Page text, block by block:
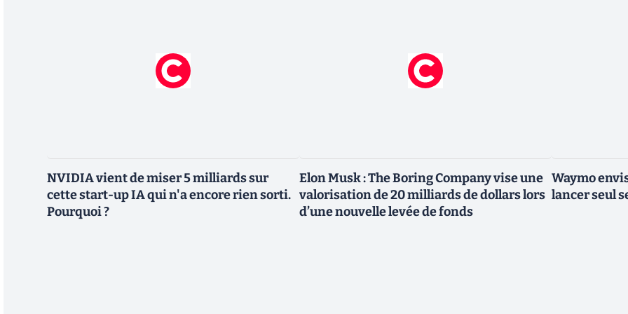
NVIDIA vient de miser 5 milliards sur
cette start-up IA qui n'a encore rien sorti.
Pourquoi ?
Elon Musk : The Boring Company vise une
valorisation de 20 milliards de dollars lors
d’une nouvelle levée de fonds
Waymo
lancer seul